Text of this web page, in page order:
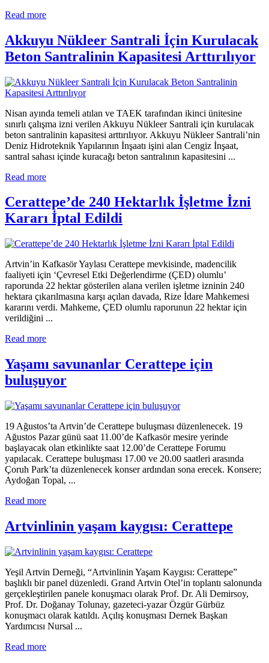
Read more
Akkuyu Nükleer Santrali İçin Kurulacak
Beton Santralinin Kapasitesi Arttırılıyor
Nisan ayında temeli atılan ve TAEK tarafından ikinci ünitesine
sınırlı çalışma izni verilen Akkuyu Nükleer Santrali için kurulacak
beton santralinin kapasitesi arttırılıyor. Akkuyu Nükleer Santrali’nin
Deniz Hidroteknik Yapılarının İnşaatı işini alan Cengiz İnşaat,
santral sahası içinde kuracağı beton santralının kapasitesini ...
Read more
Cerattepe’de 240 Hektarlık İşletme İzni
Kararı İptal Edildi
Artvin’in Kafkasör Yaylası Cerattepe mevkisinde, madencilik
faaliyeti için ‘Çevresel Etki Değerlendirme (ÇED) olumlu’
raporunda 22 hektar gösterilen alana verilen işletme izninin 240
hektara çıkarılmasına karşı açılan davada, Rize İdare Mahkemesi
kararını verdi. Mahkeme, ÇED olumlu raporunun 22 hektar için
verildiğini ...
Read more
Yaşamı savunanlar Cerattepe için
buluşuyor
19 Ağustos’ta Artvin’de Cerattepe buluşması düzenlenecek. 19
Ağustos Pazar günü saat 11.00’de Kafkasör mesire yerinde
başlayacak olan etkinlikte saat 12.00’de Cerattepe Forumu
yapılacak. Cerattepe buluşması 17.00 ve 20.00 saatleri arasında
Çoruh Park’ta düzenlenecek konser ardından sona erecek. Konsere;
Aydoğan Topal, ...
Read more
Artvinlinin yaşam kaygısı: Cerattepe
Yeşil Artvin Derneği, “Artvinlinin Yaşam Kaygısı: Cerattepe”
başlıklı bir panel düzenledi. Grand Artvin Otel’in toplantı salonunda
gerçekleştirilen panele konuşmacı olarak Prof. Dr. Ali Demirsoy,
Prof. Dr. Doğanay Tolunay, gazeteci-yazar Özgür Gürbüz
konuşmacı olarak katıldı. Açılış konuşması Dernek Başkan
Yardımcısı Nursal ...
Read more